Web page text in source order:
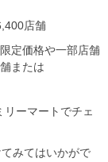
店舗
定価格や一部店舗
または
ーマートでチェ
みてはいかがで